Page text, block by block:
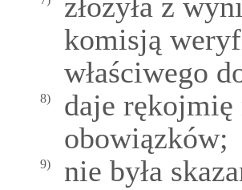
komisją
właściwego
8)
daje
obowiązków;
9)
nie była